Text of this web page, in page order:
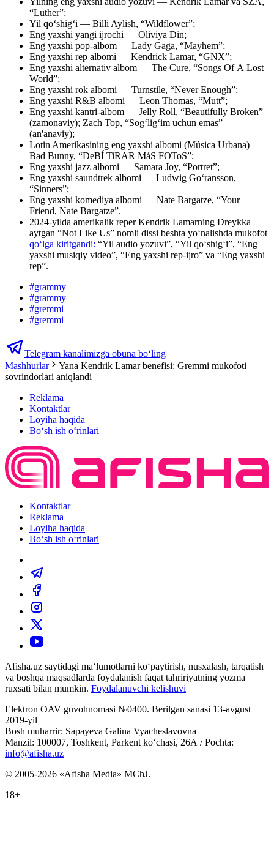
“Luther”;
Yil qo‘shig‘i — Billi Aylish, “Wildflower”;
Eng yaxshi yangi ijrochi — Oliviya Din;
Eng yaxshi pop-albom — Lady Gaga, “Mayhem”;
Eng yaxshi rep albomi — Kendrick Lamar, “GNX”;
Eng yaxshi alternativ albom — The Cure, “Songs Of A Lost
World”;
Eng yaxshi rok albomi — Turnstile, “Never Enough”;
Eng yaxshi R&B albomi — Leon Thomas, “Mutt”;
Eng yaxshi kantri-albom — Jelly Roll, “Beautifully Broken”
(zamonaviy); Zach Top, “Sog‘lig‘im uchun emas”
(an'anaviy);
Lotin Amerikasining eng yaxshi albomi (Música Urbana) —
Bad Bunny, “DeBÍ TiRAR MáS FOToS”;
Eng yaxshi jazz albomi — Samara Joy, “Portret”;
Eng yaxshi saundtrek albomi — Ludwig Go‘ransson,
“Sinners”;
Eng yaxshi komediya albomi — Nate Bargatze, “Your
Friend, Nate Bargatze”.
2024-yilda amerikalik reper Kendrik Lamarning Dreykka
aytgan “Not Like Us” nomli dissi beshta yoʻnalishda mukofot
qoʻlga kiritgandi: “Yil audio yozuvi”, “Yil qoʻshigʻi”, “Eng
yaxshi musiqiy video”, “Eng yaxshi rep-ijro” va “Eng yaxshi
rep”.
#grammy
#grammy
#gremmi
#gremmi
Telegram kanalimizga obuna bo‘ling
Mashhurlar
Yana Kendrik Lamar benefisi: Gremmi mukofoti
sovrindorlari aniqlandi
Reklama
Kontaktlar
Loyiha haqida
Bo‘sh ish o‘rinlari
Kontaktlar
Reklama
Loyiha haqida
Bo‘sh ish o‘rinlari
Afisha.uz saytidagi ma‘lumotlarni ko‘paytirish, nusxalash, tarqatish
va boshqa maqsadlarda foydalanish faqat tahririyatning yozma
ruxsati bilan mumkin. Foydalanuvchi kelishuvi
Elektron OAV guvohnomasi №0400. Berilgan sanasi 13-avgust
2019-yil
Bosh muharrir: Sapayeva Galina Vyacheslavovna
Manzil: 100007, Toshkent, Parkent ko‘chasi, 26А / Pochta:
info@afisha.uz
© 2005-2026 «Afisha Media» MChJ.
18+